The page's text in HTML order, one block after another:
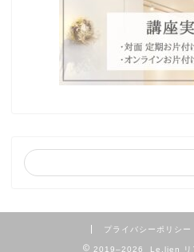
プライバシーポリシー
2019–2026 Le.lien リ